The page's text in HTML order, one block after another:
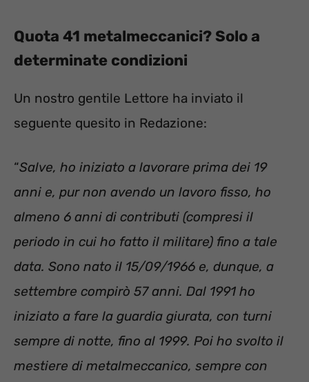
Quota 41 metalmeccanici? Solo a
determinate condizioni
Un nostro gentile Lettore ha inviato il
seguente quesito in Redazione:
“Salve, ho iniziato a lavorare prima dei 19
anni e, pur non avendo un lavoro fisso, ho
almeno 6 anni di contributi (compresi il
periodo in cui ho fatto il militare) fino a tale
data. Sono nato il 15/09/1966 e, dunque, a
settembre compirò 57 anni. Dal 1991 ho
iniziato a fare la guardia giurata, con turni
sempre di notte, fino al 1999. Poi ho svolto il
mestiere di metalmeccanico, sempre con